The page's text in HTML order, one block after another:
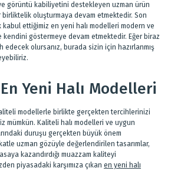
görüntü kabiliyetini destekleyen uzman ürün
birliktelik oluşturmaya devam etmektedir. Son
ettiğimiz en yeni halı modelleri modern ve
kendini göstermeye devam etmektedir. Eğer biraz
olursanız, burada sizin için hazırlanmış
Yeni Halı Modelleri
modellerle birlikte gerçekten tercihlerinizi
mümkün. Kaliteli halı modelleri ve uygun
duruşu gerçekten büyük önem
uzman gözüyle değerlendirilen tasarımlar,
kazandırdığı muazzam kaliteyi
piyasadaki karşımıza çıkan en yeni halı